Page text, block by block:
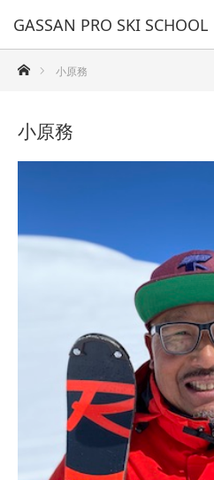
GASSAN PRO SKI SCHOOL
ホーム小原務
小原務